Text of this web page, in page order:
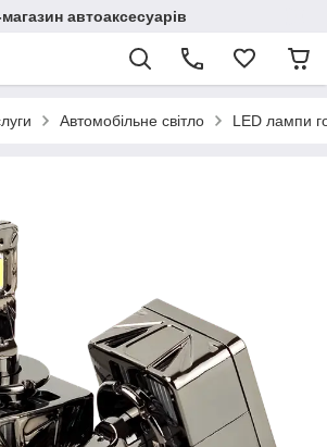
автоаксесуарів
Автомобільне світло LED лампи